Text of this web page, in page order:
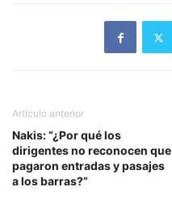
Artículo anterior
Nakis: “¿Por qué los
dirigentes no reconocen que
pagaron entradas y pasajes
a los barras?”